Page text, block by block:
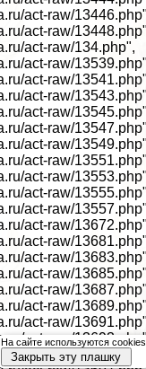
На сайте используются cookies
Закрыть эту плашку